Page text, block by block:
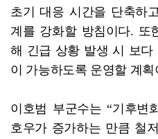
초기 대응 시간을 단축하
계를 강화할 방침이다. 또
해 긴급 상황 발생 시 보다
이 가능하도록 운영할 계획
이호범 부군수는 “기후변
호우가 증가하는 만큼 철